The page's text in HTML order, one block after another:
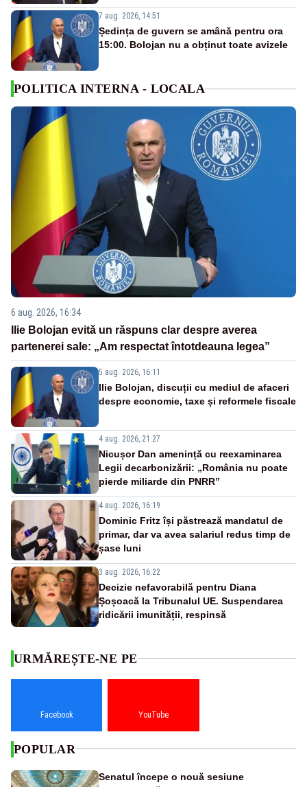
7 aug. 2026, 14:51
Ședința de guvern se amână pentru ora
15:00. Bolojan nu a obținut toate avizele
POLITICA INTERNA - LOCALA
6 aug. 2026, 16:34
Ilie Bolojan evită un răspuns clar despre averea
partenerei sale: „Am respectat întotdeauna legea”
5 aug. 2026, 16:11
Ilie Bolojan, discuții cu mediul de afaceri
despre economie, taxe și reformele fiscale
4 aug. 2026, 21:27
Nicușor Dan amenință cu reexaminarea
Legii decarbonizării: „România nu poate
pierde miliarde din PNRR”
4 aug. 2026, 16:19
Dominic Fritz își păstrează mandatul de
primar, dar va avea salariul redus timp de
șase luni
3 aug. 2026, 16:22
Decizie nefavorabilă pentru Diana
Șoșoacă la Tribunalul UE. Suspendarea
ridicării imunității, respinsă
URMĂREȘTE-NE PE
Facebook YouTube
POPULAR
Senatul începe o nouă sesiune